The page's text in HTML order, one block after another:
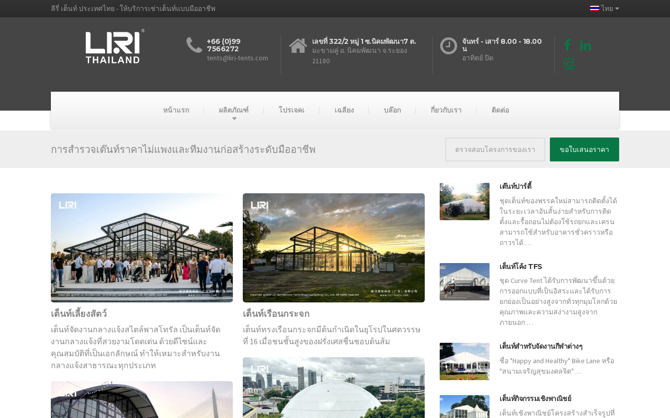
ลีรี่ เต็นท์ ประเทศไทย - ให้บริการเช่าเต็นท์แบบมืออาชีพ ไทย
+66 (0)99
7566272
tents@liri-tents.com
เลขที่ 322/2 หมู่ 1 ซ.นิคมพัฒนา7 ต.
มะขามคู่ อ. นิคมพัฒนา จ.ระยอง
21180
จันทร์ - เสาร์ 8.00 - 18.00
น
อาทิตย์ ปิด
หน้าแรก ผลิตภัณฑ์ โปรเจคเ เฉลียง บล๊อก กี่ยวกับเรา ติดต่อ
การสำรวจเต๊นท์ราคาไม่แพงและทีมงานก่อสร้างระดับมืออาชีพ ตรวจสอบโครงการของเรา ขอใบเสนอราคา
เต็นท์
เลี้ยง
เต็นท์เลี้ยงสัตว์
เต็นท์จัดงานกลางแจ้งสไตล์พาสโทรัล เป็นเต็นท์จัด
งานกลางแจ้งที่สวยงามโดดเด่น ด้วยดีไซน์และ
คุณสมบัติที่เป็นเอกลักษณ์ ทำให้เหมาะสำหรับงาน
กลางแจ้งสาธารณะทุกประเภท
เต็นท์
เรือน
กระจก
เต็นท์เรือนกระจก
เต็นท์ทรงเรือนกระจกมีต้นกำเนิดในยุโรปในศตวรรษ
ที่ 16 เมื่อชนชั้นสูงของฝรั่งเศสชื่นชอบต้นส้ม
เต็นท์
โดม
สำหรับ
กิจกรรม
เต็นท์
สวน
เต๊นท์ปาร์ตี้
ชุดเต็นท์ของพรรคใหม่สามารถติดตั้งได้
ในระยะเวลาอันสั้นง่ายสำหรับการติด
ตั้งและรื้อถอนไม่ต้องใช้รถยกและเครน
สามารถใช้สำหรับอาคารชั่วคราวหรือ
ถาวรได้ …
เต็นท์โค้ง TFS
ชุด Curve Tent ได้รับการพัฒนาขึ้นด้วย
การออกแบบที่เป็นอิสระและได้รับการ
ยกย่องเป็นอย่างสูงจากทั่วทุกมุมโลกด้วย
คุณภาพและความสง่างามสูงจาก
ภายนอก …
เต็นท์สำหรับจัดงานกีฬาต่างๆ
ชื่อ "Happy and Healthy" Bike Lane หรือ
"สนามเจริญสุขมงคลจิต" …
เต็นท์กิจกรรมเชิงพาณิชย์
เต็นท์เชิงพาณิชย์โครงสร้างสำเร็จรูปที่